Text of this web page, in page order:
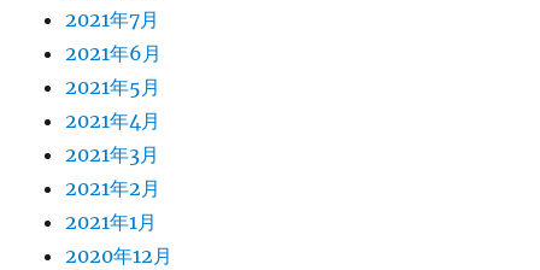
2021年7月
2021年6月
2021年5月
2021年4月
2021年3月
2021年2月
2021年1月
2020年12月